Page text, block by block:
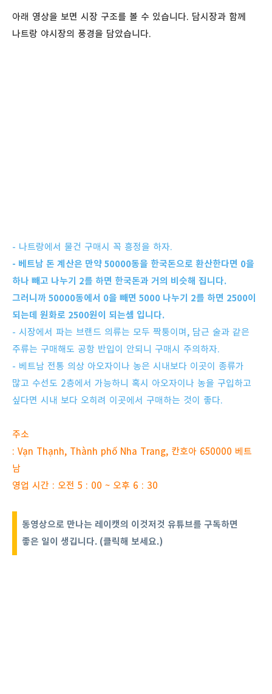
아래 영상을 보면 시장 구조를 볼 수 있습니다. 담시장과 함께
나트랑 야시장의 풍경을 담았습니다.
- 나트랑에서 물건 구매시 꼭 흥정을 하자.
- 베트남 돈 계산은 만약 50000동을 한국돈으로 환산한다면 0을
하나 빼고 나누기 2를 하면 한국돈과 거의 비슷해 집니다.
그러니까 50000동에서 0을 빼면 5000 나누기 2를 하면 2500이
되는데 원화로 2500원이 되는셈 입니다.
- 시장에서 파는 브랜드 의류는 모두 짝퉁이며, 담근 술과 같은
주류는 구매해도 공항 반입이 안되니 구매시 주의하자.
- 베트남 전통 의상 아오자이나 농은 시내보다 이곳이 종류가
많고 수선도 2층에서 가능하니 혹시 아오자이나 농을 구입하고
싶다면 시내 보다 오히려 이곳에서 구매하는 것이 좋다.
주소
: Vạn Thạnh, Thành phố Nha Trang, 칸호아 650000 베트
남
영업 시간 : 오전 5 : 00 ~ 오후 6 : 30
동영상으로 만나는 레이캣의 이것저것 유튜브를 구독하면
좋은 일이 생깁니다. (클릭해 보세요.)